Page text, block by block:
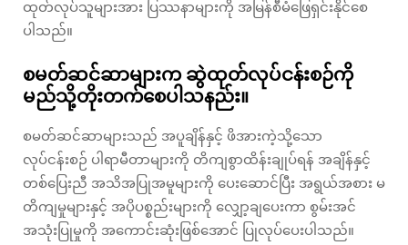
ထုတ်လုပ်သူများအား ပြဿနာများကို အမြန်စီမံဖြေရှင်းနိုင်စေ
ပါသည်။
စမတ်ဆင်ဆာများက ဆွဲထုတ်လုပ်ငန်းစဉ်ကို
မည်သို့တိုးတက်စေပါသနည်း။
စမတ်ဆင်ဆာများသည် အပူချိန်နှင့် ဖိအားကဲ့သို့သော
လုပ်ငန်းစဉ် ပါရာမီတာများကို တိကျစွာထိန်းချုပ်ရန် အချိန်နှင့်
တစ်ပြေးညီ အသိအပြုအမူများကို ပေးဆောင်ပြီး အရွယ်အစား မ
တိကျမှုများနှင့် အပိုပစ္စည်းများကို လျှော့ချပေးကာ စွမ်းအင်
အသုံးပြုမှုကို အကောင်းဆုံးဖြစ်အောင် ပြုလုပ်ပေးပါသည်။